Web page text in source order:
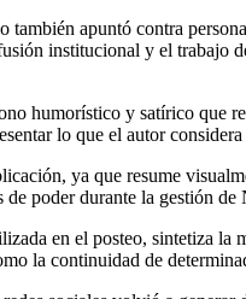
apuntó contra
institucional y el trabajo
humorístico y satírico que
lo que el autor
ya que resume
poder durante la gestión
en el posteo, sintetiza
la continuidad de